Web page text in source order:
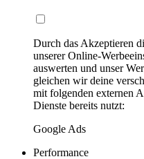
Durch das Akzeptieren
unserer Online-
auswerten und unser
gleichen wir deine
mit folgenden externen
Dienste bereits nutzt:
Google Ads
Performance